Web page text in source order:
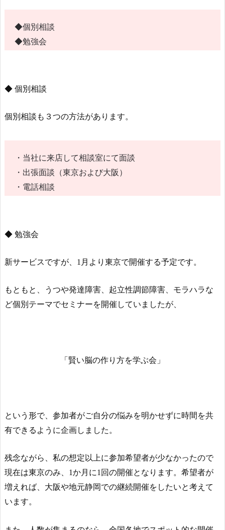
◆個別相談
◆勉強会
◆ 個別相談
個別相談も３つの方法があります。
・当社に来店して相談室にて面談
・出張面談（東京および大阪）
・電話相談
◆ 勉強会
新サービスですが、1月より東京で開催する予定です。
もともと、うつや発達障害、起立性調節障害、モラハラな
ど個別テーマでセミナーを開催していましたが、
「賢い脳の作り方を学ぶ会」
という形で、参加者がご自分の悩みを明かせずに時間を共
有できるように企画しました。
残念ながら、私の想定以上に参加希望者が少なかったので
現在は東京のみ、1か月に1回の開催となります。希望者が
増えれば、大阪や地元静岡での継続開催をしたいと考えて
います。